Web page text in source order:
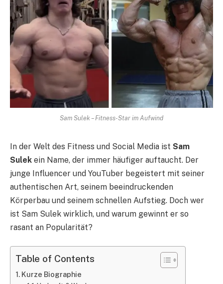
Sam Sulek – Fitness-Star im Aufwind
In der Welt des Fitness und Social Media ist Sam
Sulek ein Name, der immer häufiger auftaucht. Der
junge Influencer und YouTuber begeistert mit seiner
authentischen Art, seinem beeindruckenden
Körperbau und seinem schnellen Aufstieg. Doch wer
ist Sam Sulek wirklich, und warum gewinnt er so
rasant an Popularität?
Table of Contents
Kurze Biographie